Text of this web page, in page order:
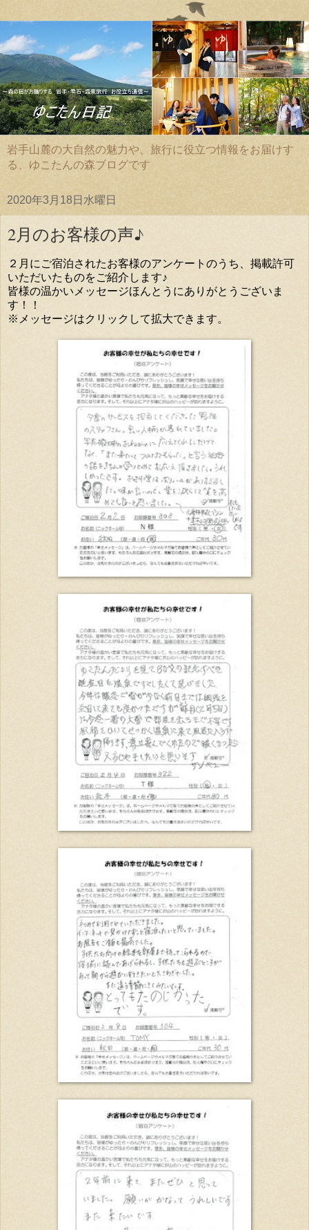
岩手山麓の大自然の魅力や、旅行に役立つ情報をお届けす
る、ゆこたんの森ブログです
2020年3月18日水曜日
2月のお客様の声♪
２月にご宿泊されたお客様のアンケートのうち、掲載許可
いただいたものをご紹介します♪
皆様の温かいメッセージほんとうにありがとうございま
す！！
※メッセージはクリックして拡大できます。